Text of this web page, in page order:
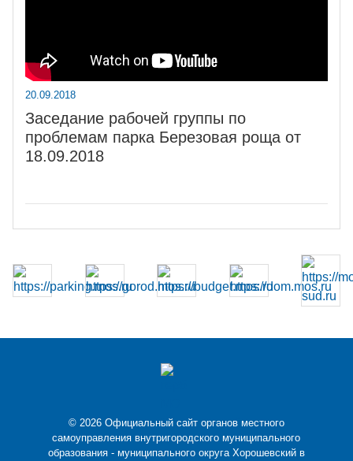
20.09.2018
Заседание рабочей группы по
проблемам парка Березовая роща от
18.09.2018
© 2026 Официальный сайт органов местного
самоуправления внутригородского муниципального
образования - муниципального округа Хорошевский в